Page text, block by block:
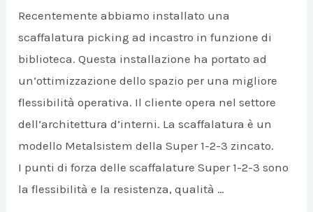
Recentemente abbiamo installato una
scaffalatura picking ad incastro in funzione di
biblioteca. Questa installazione ha portato ad
un’ottimizzazione dello spazio per una migliore
flessibilità operativa. Il cliente opera nel settore
dell’architettura d’interni. La scaffalatura è un
modello Metalsistem della Super 1-2-3 zincato.
I punti di forza delle scaffalature Super 1-2-3 sono
la flessibilità e la resistenza, qualità …